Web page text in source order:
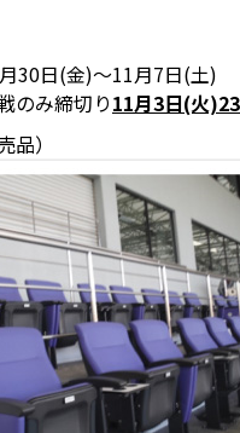
30日(金)～11月7日(土)
のみ締切り11月3日(火
）